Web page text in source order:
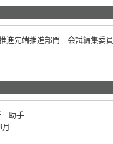
進先端推進部門 会試編集委員
助手